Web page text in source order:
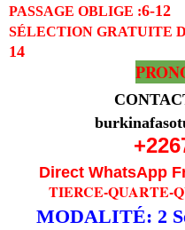
PASSAGE OBLIGE :6-12
SÉLECTION GRATUITE
14
Direct WhatsApp
TIERCE-QUARTE-
MODALITÉ: 2